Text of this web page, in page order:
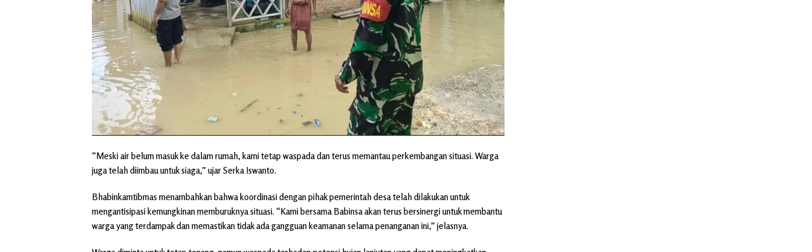
“Meski air belum masuk ke dalam rumah, kami tetap waspada dan terus memantau perkembangan situasi. Warga
juga telah diimbau untuk siaga,” ujar Serka Iswanto.
Bhabinkamtibmas menambahkan bahwa koordinasi dengan pihak pemerintah desa telah dilakukan untuk
mengantisipasi kemungkinan memburuknya situasi. “Kami bersama Babinsa akan terus bersinergi untuk membantu
warga yang terdampak dan memastikan tidak ada gangguan keamanan selama penanganan ini,” jelasnya.